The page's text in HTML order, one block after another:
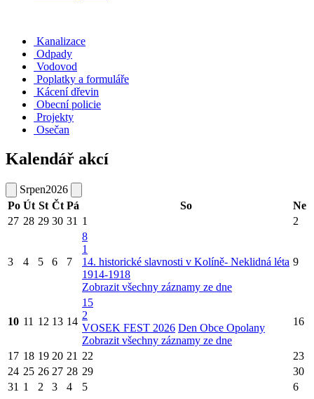
Kanalizace
Odpady
Vodovod
Poplatky a formuláře
Kácení dřevin
Obecní policie
Projekty
Osečan
Kalendář akcí
Srpen2026
Po Út St Čt Pá So
Ne
27 28 29 30 31 1 2
3 4 5 6 7
8
1
14. historické slavnosti v Kolíně- Neklidná léta
1914-1918
Zobrazit všechny záznamy ze dne
9
10 11 12 13 14
15
2
VOSEK FEST 2026 Den Obce Opolany
Zobrazit všechny záznamy ze dne
16
17 18 19 20 21 22
23
24 25 26 27 28 29
30
31 1 2 3 4 5 6